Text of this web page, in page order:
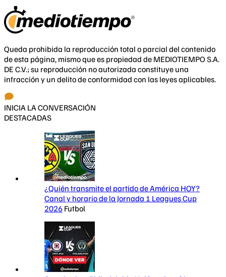
Queda prohibida la reproducción total o parcial del contenido
de esta página, mismo que es propiedad de MEDIOTIEMPO S.A.
DE C.V.; su reproducción no autorizada constituye una
infracción y un delito de conformidad con las leyes aplicables.
INICIA LA CONVERSACIÓN
DESTACADAS
¿Quién transmite el partido de América HOY?
Canal y horario de la Jornada 1 Leagues Cup
2026 Futbol